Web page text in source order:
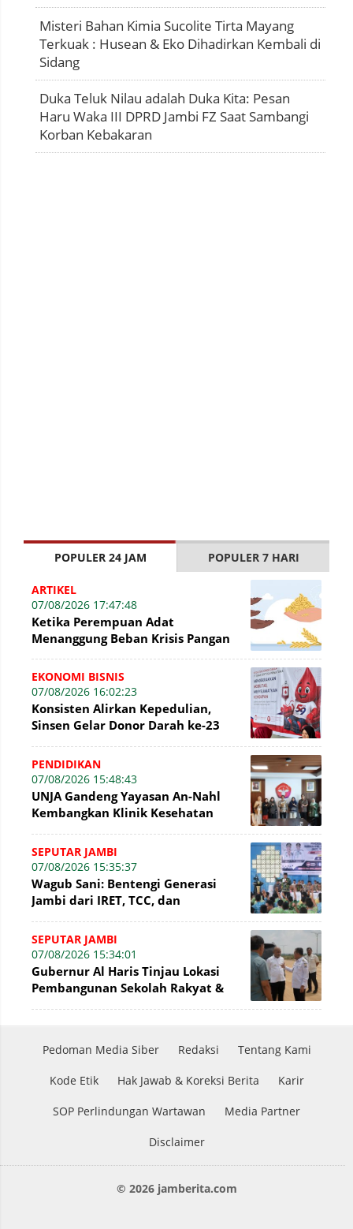
Misteri Bahan Kimia Sucolite Tirta Mayang
Terkuak : Husean & Eko Dihadirkan Kembali di
Sidang
Duka Teluk Nilau adalah Duka Kita: Pesan
Haru Waka III DPRD Jambi FZ Saat Sambangi
Korban Kebakaran
POPULER 24 JAM POPULER 7 HARI
ARTIKEL
07/08/2026 17:47:48
Ketika Perempuan Adat
Menanggung Beban Krisis Pangan
EKONOMI BISNIS
07/08/2026 16:02:23
Konsisten Alirkan Kepedulian,
Sinsen Gelar Donor Darah ke-23
Sinsen
PENDIDIKAN
07/08/2026 15:48:43
UNJA Gandeng Yayasan An-Nahl
Kembangkan Klinik Kesehatan
SEPUTAR JAMBI
07/08/2026 15:35:37
Wagub Sani: Bentengi Generasi
Jambi dari IRET, TCC, dan
SEPUTAR JAMBI
07/08/2026 15:34:01
Gubernur Al Haris Tinjau Lokasi
Pembangunan Sekolah Rakyat &
Pedoman Media Siber Redaksi Tentang Kami
Kode Etik Hak Jawab & Koreksi Berita Karir
SOP Perlindungan Wartawan Media Partner
Disclaimer
© 2026 jamberita.com